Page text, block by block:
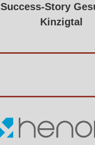
Success-Story
Kinzigtal